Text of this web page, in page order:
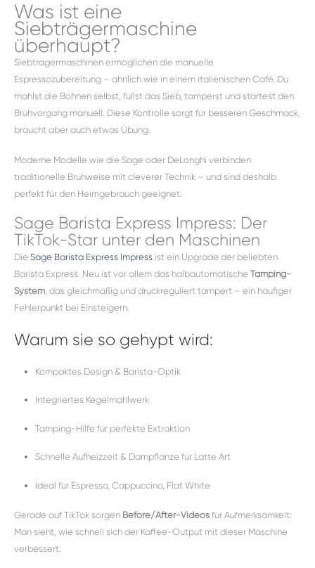
Was ist eine
Siebträgermaschine
überhaupt?
Siebträgermaschinen ermöglichen die manuelle
Espressozubereitung – ähnlich wie in einem italienischen Café. Du
mahlst die Bohnen selbst, füllst das Sieb, tamperst und startest den
Brühvorgang manuell. Diese Kontrolle sorgt für besseren Geschmack,
braucht aber auch etwas Übung.
Moderne Modelle wie die Sage oder DeLonghi verbinden
traditionelle Brühweise mit cleverer Technik – und sind deshalb
perfekt für den Heimgebrauch geeignet.
Sage Barista Express Impress: Der
TikTok-Star unter den Maschinen
Die Sage Barista Express Impress ist ein Upgrade der beliebten
Barista Express. Neu ist vor allem das halbautomatische Tamping-
System, das gleichmäßig und druckreguliert tampert – ein häufiger
Fehlerpunkt bei Einsteigern.
Warum sie so gehypt wird:
Kompaktes Design & Barista-Optik
Integriertes Kegelmahlwerk
Tamping-Hilfe für perfekte Extraktion
Schnelle Aufheizzeit & Dampflanze für Latte Art
Ideal für Espresso, Cappuccino, Flat White
Gerade auf TikTok sorgen Before/After-Videos für Aufmerksamkeit:
Man sieht, wie schnell sich der Kaffee-Output mit dieser Maschine
verbessert.